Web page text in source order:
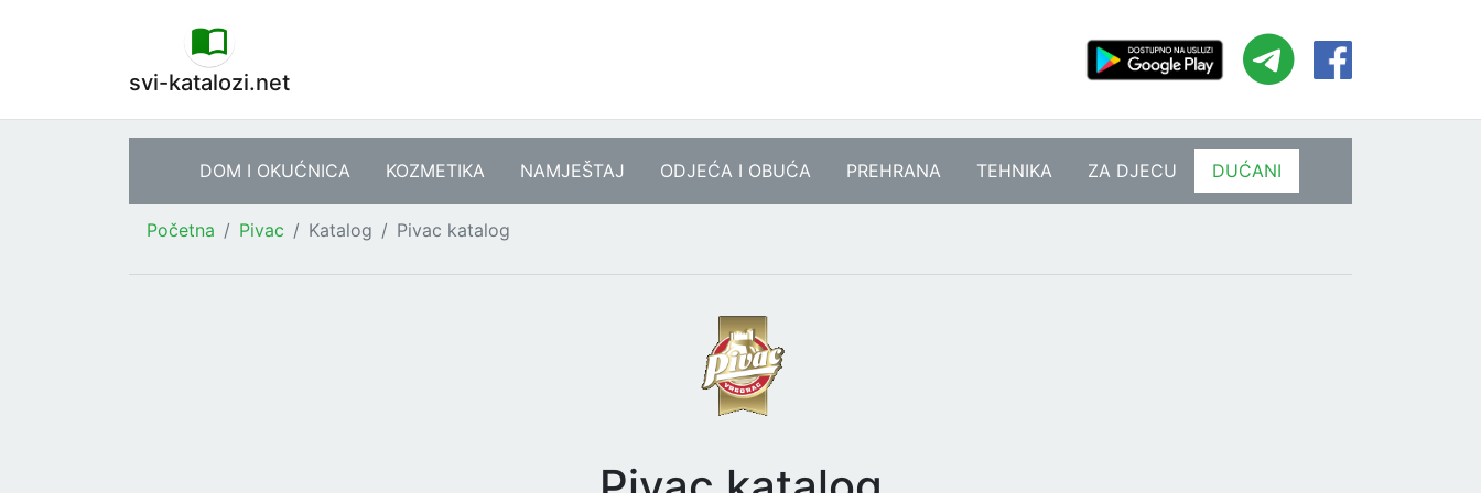
svi-katalozi.net
DOM I OKUĆNICA KOZMETIKA NAMJEŠTAJ ODJEĆA I OBUĆA PREHRANA TEHNIKA ZA DJECU DUĆANI
Početna Pivac Katalog Pivac katalog